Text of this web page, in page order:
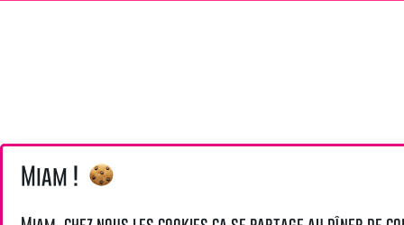
Miam !